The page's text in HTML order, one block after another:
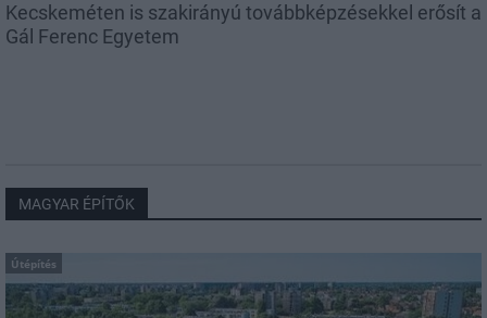
Kecskeméten is szakirányú továbbképzésekkel erősít a
Gál Ferenc Egyetem
MAGYAR ÉPÍTŐK
Útépítés